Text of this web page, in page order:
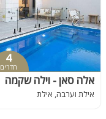
4
חדרים
אלה סאן - וילה שקמה
אילת וערבה, אילת